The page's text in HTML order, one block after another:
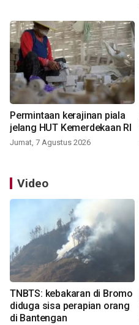
Permintaan kerajinan piala
jelang HUT Kemerdekaan RI
Jumat, 7 Agustus 2026
Video
TNBTS: kebakaran di Bromo
diduga sisa perapian orang
di Bantengan